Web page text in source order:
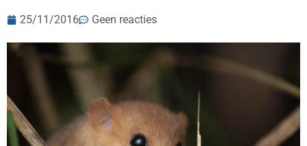
25/11/2016 Geen reacties